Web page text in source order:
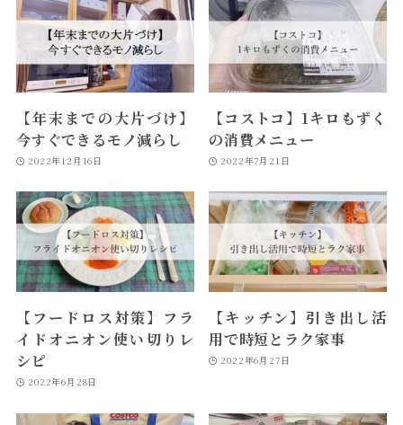
【年末までの大片づけ】
今すぐできるモノ減らし
2022年12月16日
【コストコ】1キロもずく
の消費メニュー
2022年7月21日
【フードロス対策】フラ
イドオニオン使い切りレ
シピ
2022年6月28日
【キッチン】引き出し活
用で時短とラク家事
2022年6月27日